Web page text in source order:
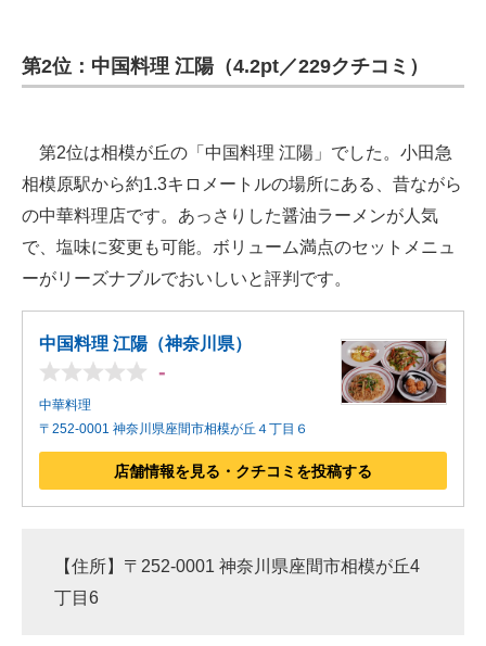
第2位：中国料理 江陽（4.2pt／229クチコミ）
第2位は相模が丘の「中国料理 江陽」でした。小田急
相模原駅から約1.3キロメートルの場所にある、昔ながら
の中華料理店です。あっさりした醤油ラーメンが人気
で、塩味に変更も可能。ボリューム満点のセットメニュ
ーがリーズナブルでおいしいと評判です。
中国料理 江陽（神奈川県）
-
中華料理
〒252-0001 神奈川県座間市相模が丘４丁目６
店舗情報を見る・クチコミを投稿する
【住所】〒252-0001 神奈川県座間市相模が丘4
丁目6